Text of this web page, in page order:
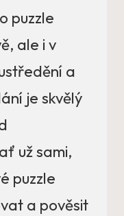
puzzle
ale i v
a
je skvělý
už sami,
puzzle
a pověsit